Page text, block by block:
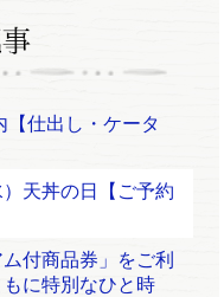
【仕出し・ケータ
天丼の日【ご予約
付商品券」をご利
に特別なひと時